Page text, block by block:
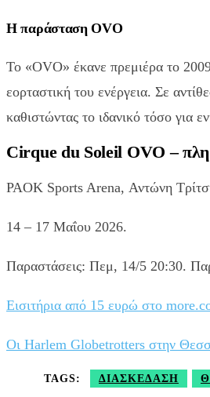
Η παράσταση OVO
Το «OVO» έκανε πρεμιέρα το
εορταστική του ενέργεια. Σε
καθιστώντας το ιδανικό τόσο για
Cirque du Soleil OVO –
PAOK Sports Arena, Αντώνη
14 – 17 Μαΐου 2026.
Παραστάσεις: Πεμ, 14/5 20:30.
Εισιτήρια από 15 ευρώ στο
Οι Harlem Globetrotters στην
TAGS: ΔΙΑΣΚΈΔΑΣΗ